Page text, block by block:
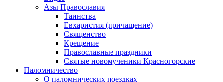
Азы Православия
Таинства
Евхаристия (причащение)
Священство
Крещение
Православные праздники
Святые новомученики Красногорские
Паломничество
О паломнических поездках